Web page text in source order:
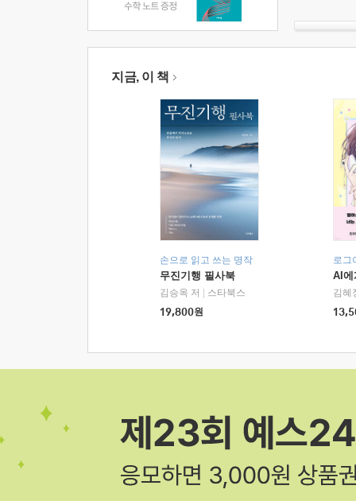
지금, 이 책
손으로 읽고 쓰는 명작
무진기행 필사북
김승옥 저
스타북스
19,800원
로그
AI에
김혜